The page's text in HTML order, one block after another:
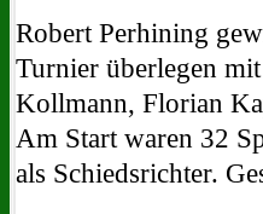
Robert Perhining
Turnier überlegen
Kollmann, Florian
Am Start waren 32
als Schiedsrichter.